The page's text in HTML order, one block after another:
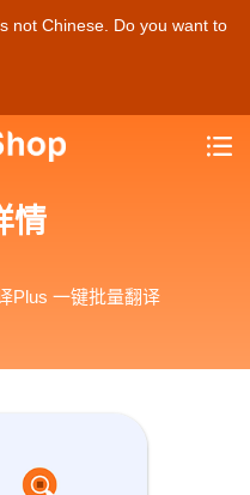
not Chinese. Do you want to

情
Plus 一键批量翻译